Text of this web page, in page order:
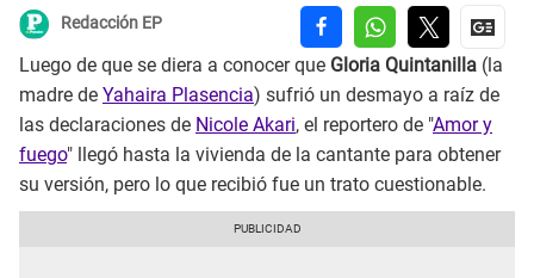
Redacción EP
Luego de que se diera a conocer que Gloria Quintanilla (la
madre de Yahaira Plasencia) sufrió un desmayo a raíz de
las declaraciones de Nicole Akari, el reportero de "Amor y
fuego" llegó hasta la vivienda de la cantante para obtener
su versión, pero lo que recibió fue un trato cuestionable.